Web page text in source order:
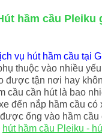
hầm cầu Pleiku
vụ hút hầm cầu tại
thuộc vào nhiều
được tận nơi hay
cầu cần hút là bao
đến nắp hầm cầu có
ống vào hầm
hút hầm cầu Pleiku -